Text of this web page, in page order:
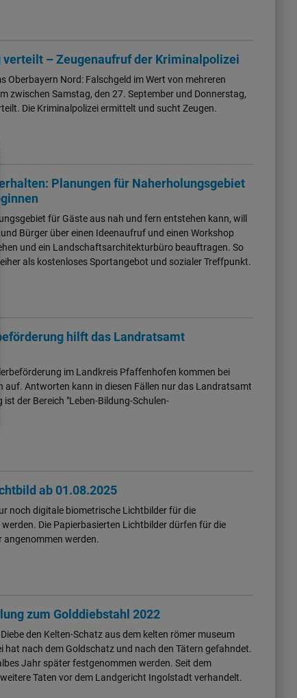
verteilt – Zeugenaufruf der Kriminalpolizei
Oberbayern Nord: Falschgeld im Wert von mehreren
zwischen Samstag, den 27. September und Donnerstag,
Die Kriminalpolizei ermittelt und sucht Zeugen.
erhalten: Planungen für Naherholungsgebiet
für Gäste aus nah und fern entstehen kann, will
Bürger über einen Ideenaufruf und einen Workshop
und ein Landschaftsarchitekturbüro beauftragen. So
als kostenloses Sportangebot und sozialer Treffpunkt.
hilft das Landratsamt
im Landkreis Pfaffenhofen kommen bei
auf. Antworten kann in diesen Fällen nur das Landratsamt
der Bereich "Leben-Bildung-Schulen-
ab 01.08.2025
noch digitale biometrische Lichtbilder für die
Die Papierbasierten Lichtbilder dürfen für die
werden.
zum Golddiebstahl 2022
den Kelten-Schatz aus dem kelten römer museum
hat nach dem Goldschatz und nach den Tätern gefahndet.
Jahr später festgenommen werden. Seit dem
Taten vor dem Landgericht Ingolstadt verhandelt.